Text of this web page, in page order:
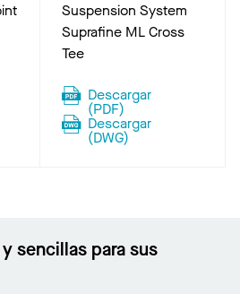
Suspension System
Suprafine ML Cross
Tee
Descargar
(PDF)
Descargar
(DWG)
sencillas para sus